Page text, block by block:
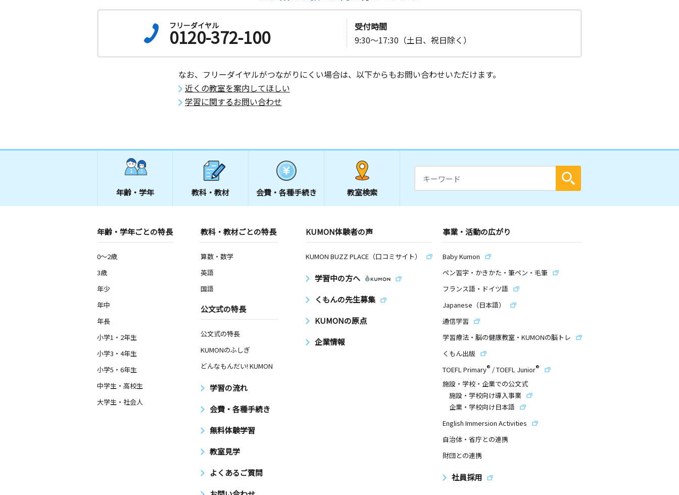
フリーダイヤル
0120-372-100
受付時間
9:30～17:30（土日、祝日除く）
なお、フリーダイヤルがつながりにくい場合は、以下からもお問い合わせいただけます。
近くの教室を案内してほしい
学習に関するお問い合わせ
年齢・学年 教科・教材 会費・ 各種手続き 教室検索
年齢・学年ごとの特長
0～2歳
3歳
年少
年中
年長
小学1・2年生
小学3・4年生
小学5・6年生
中学生・高校生
大学生・社会人
教科・教材ごとの特長
算数・数学
英語
国語
公文式の特長
公文式の特長
KUMONのふしぎ
どんなもんだい! KUMON
学習の流れ
会費・各種手続き
無料体験学習
教室見学
よくあるご質問
KUMON体験者の声
KUMON BUZZ PLACE（口コミサイト）
学習中の方へ
くもんの先生募集
KUMONの原点
企業情報
事業・活動の広がり
Baby Kumon
ペン習字・かきかた・筆ペン・毛筆
フランス語・ドイツ語
Japanese（日本語）
通信学習
学習療法・脳の健康教室・KUMONの脳トレ
くもん出版
TOEFL Primary® /TOEFL Junior®
施設・学校・企業での公文式
施設・学校向け導入事業
企業・学校向け日本語
English Immersion Activities
自治体・省庁との連携
財団との連携
社員採用